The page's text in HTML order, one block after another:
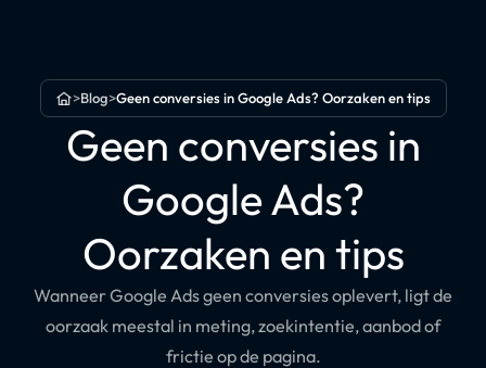
Home
>Blog>Geen conversies in Google Ads? Oorzaken en tips
Geen conversies in
Google Ads?
Oorzaken en tips
Wanneer Google Ads geen conversies oplevert, ligt de
oorzaak meestal in meting, zoekintentie, aanbod of
frictie op de pagina.